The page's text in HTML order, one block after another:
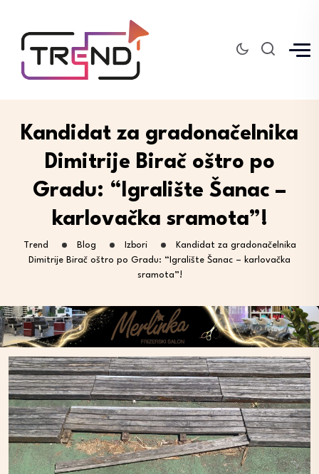
Kandidat za gradonačelnika
Dimitrije Birač oštro po
Gradu: “Igralište Šanac –
karlovačka sramota”!
Trend Blog Izbori
Kandidat za gradonačelnika
Dimitrije Birač oštro po Gradu: “Igralište Šanac – karlovačka
sramota”!